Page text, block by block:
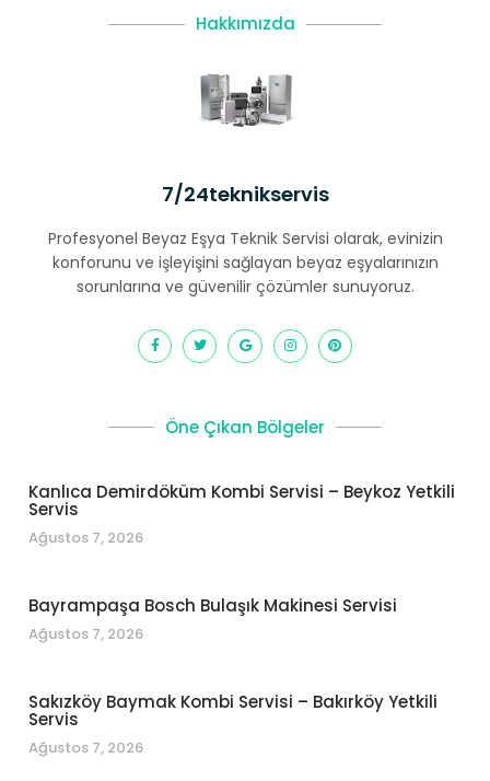
Hakkımızda
7/24teknikservis
Profesyonel Beyaz Eşya Teknik Servisi olarak, evinizin
konforunu ve işleyişini sağlayan beyaz eşyalarınızın
sorunlarına ve güvenilir çözümler sunuyoruz.
Öne Çıkan Bölgeler
Kanlıca Demirdöküm Kombi Servisi – Beykoz Yetkili
Servis
Ağustos 7, 2026
Bayrampaşa Bosch Bulaşık Makinesi Servisi
Ağustos 7, 2026
Sakızköy Baymak Kombi Servisi – Bakırköy Yetkili
Servis
Ağustos 7, 2026